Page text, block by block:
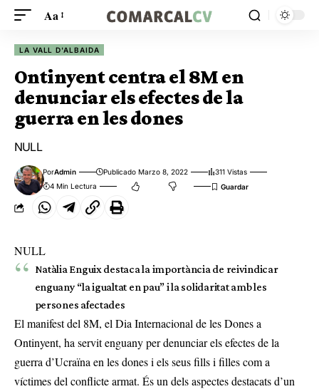
Aa
LA VALL D'ALBAIDA
Ontinyent centra el 8M en
denunciar els efectes de la
guerra en les dones
NULL
PorAdmin Publicado Marzo 8, 2022
311 Vistas
4 Min Lectura
NULL
Natàlia Enguix destaca la importància de reivindicar
enguany “la igualtat en pau” i la solidaritat amb les
persones afectades
El manifest del 8M, el Dia Internacional de les Dones a
Ontinyent, ha servit enguany per denunciar els efectes de la
guerra d’Ucraïna en les dones i els seus fills i filles com a
víctimes del conflicte armat. És un dels aspectes destacats d’un